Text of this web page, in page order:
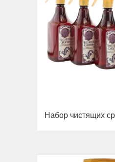
Набор чистящих